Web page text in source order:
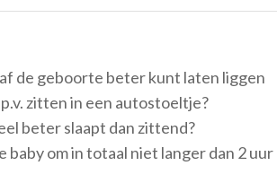
de geboorte beter kunt laten liggen
zitten in een autostoeltje?
beter slaapt dan zittend?
baby om in totaal niet langer dan 2 uur